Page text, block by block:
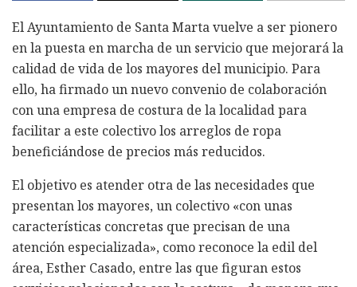
El Ayuntamiento de Santa Marta vuelve a ser pionero
en la puesta en marcha de un servicio que mejorará la
calidad de vida de los mayores del municipio. Para
ello, ha firmado un nuevo convenio de colaboración
con una empresa de costura de la localidad para
facilitar a este colectivo los arreglos de ropa
beneficiándose de precios más reducidos.
El objetivo es atender otra de las necesidades que
presentan los mayores, un colectivo «con unas
características concretas que precisan de una
atención especializada», como reconoce la edil del
área, Esther Casado, entre las que figuran estos